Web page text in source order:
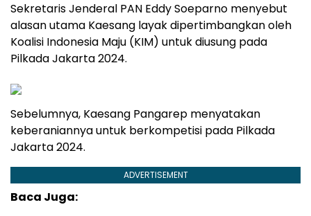
Sekretaris Jenderal PAN Eddy Soeparno menyebut
alasan utama Kaesang layak dipertimbangkan oleh
Koalisi Indonesia Maju (KIM) untuk diusung pada
Pilkada Jakarta 2024.
Sebelumnya, Kaesang Pangarep menyatakan
keberaniannya untuk berkompetisi pada Pilkada
Jakarta 2024.
ADVERTISEMENT
Baca Juga: